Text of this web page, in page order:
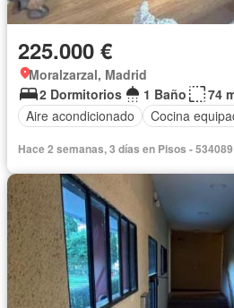
225.000 €
Moralzarzal, Madrid
2 Dormitorios
1 Baño
74
Aire acondicionado
Cocina
Hace 2 semanas, 3 días en Pisos - 534089